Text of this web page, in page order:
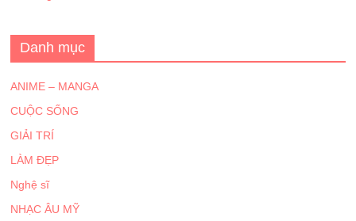
Danh mục
ANIME – MANGA
CUỘC SỐNG
GIẢI TRÍ
LÀM ĐẸP
Nghệ sĩ
NHẠC ÂU MỸ